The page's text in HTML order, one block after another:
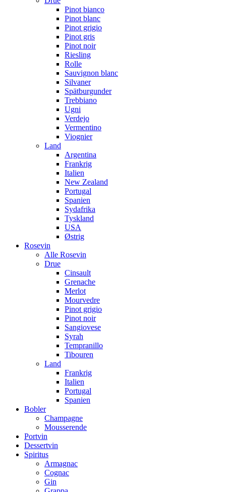
Pinot bianco
Pinot blanc
Pinot grigio
Pinot gris
Pinot noir
Riesling
Rolle
Sauvignon blanc
Silvaner
Spätburgunder
Trebbiano
Ugni
Verdejo
Vermentino
Viognier
Land
Argentina
Frankrig
Italien
New Zealand
Portugal
Spanien
Sydafrika
Tyskland
USA
Østrig
Rosevin
Alle Rosevin
Drue
Cinsault
Grenache
Merlot
Mourvedre
Pinot grigio
Pinot noir
Sangiovese
Syrah
Tempranillo
Tibouren
Land
Frankrig
Italien
Portugal
Spanien
Bobler
Champagne
Mousserende
Portvin
Dessertvin
Spiritus
Armagnac
Cognac
Gin